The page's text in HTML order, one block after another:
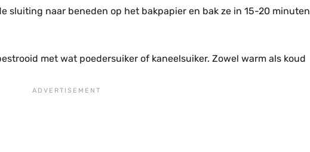
sluiting naar beneden op het bakpapier en bak ze in 15-20 minuten
met wat poedersuiker of kaneelsuiker. Zowel warm als koud